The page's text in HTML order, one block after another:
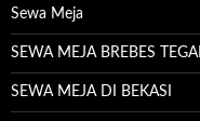
Sewa Meja
SEWA MEJA BREBES
SEWA MEJA DI BEKASI